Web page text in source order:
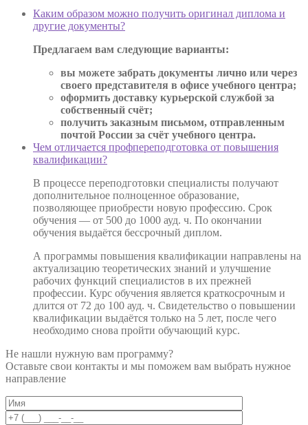
Каким образом можно получить оригинал диплома и
другие документы?
Предлагаем вам следующие варианты:
вы можете забрать документы лично или через
своего представителя в офисе учебного центра;
оформить доставку курьерской службой за
собственный счёт;
получить заказным письмом, отправленным
почтой России за счёт учебного центра.
Чем отличается профпереподготовка от повышения
квалификации?
В процессе переподготовки специалисты получают
дополнительное полноценное образование,
позволяющее приобрести новую профессию. Срок
обучения — от 500 до 1000 ауд. ч. По окончании
обучения выдаётся бессрочный диплом.
А программы повышения квалификации направлены на
актуализацию теоретических знаний и улучшение
рабочих функций специалистов в их прежней
профессии. Курс обучения является краткосрочным и
длится от 72 до 100 ауд. ч. Свидетельство о повышении
квалификации выдаётся только на 5 лет, после чего
необходимо снова пройти обучающий курс.
Не нашли нужную вам программу?
Оставьте свои контакты и мы поможем вам выбрать нужное
направление